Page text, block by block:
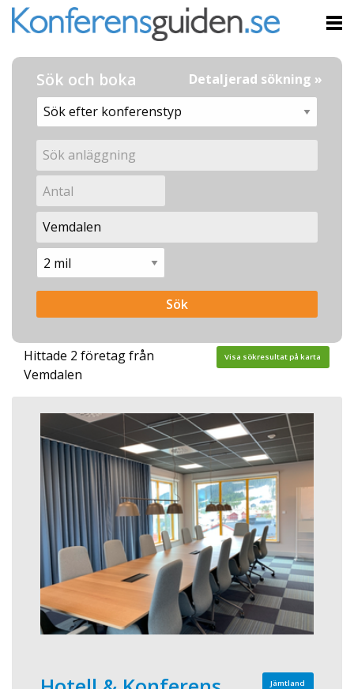
Sök och boka Detaljerad sökning »
Hittade 2 företag från
Vemdalen
Visa sökresultat på karta
Jämtland